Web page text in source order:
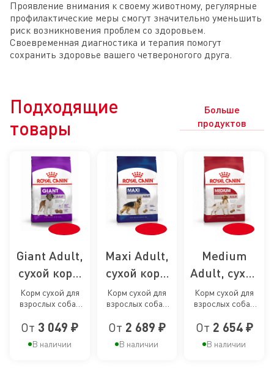
Проявление внимания к своему животному, регулярные
профилактические меры смогут значительно уменьшить
риск возникновения проблем со здоровьем.
Своевременная диагностика и терапия помогут
сохранить здоровье вашего четвероногого друга.
Подходящие
товары
Больше
продуктов
Giant Adult,
сухой корм
для собак
гигантских
пород
Корм сухой для
взрослых собак
размеров от 18/24
От 3 049 ₽
В наличии
Maxi Adult,
сухой корм
для собак
крупных
пород
Корм сухой для
взрослых собак
от 15 месяцев до 5
От 2 689 ₽
В наличии
Medium
Adult, сухой
корм для
собак
средних
пород
Корм сухой для
взрослых собак
от 12 месяцев до 7
От 2 654 ₽
В наличии